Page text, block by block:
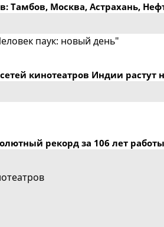
Тамбов, Москва, Астрахань,
кинотеатров Индии растут
рекорд за 106 лет